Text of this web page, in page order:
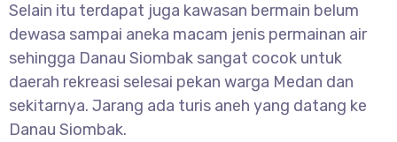
Selain itu terdapat juga kawasan bermain belum
dewasa sampai aneka macam jenis permainan air
sehingga Danau Siombak sangat cocok untuk
daerah rekreasi selesai pekan warga Medan dan
sekitarnya. Jarang ada turis aneh yang datang ke
Danau Siombak.